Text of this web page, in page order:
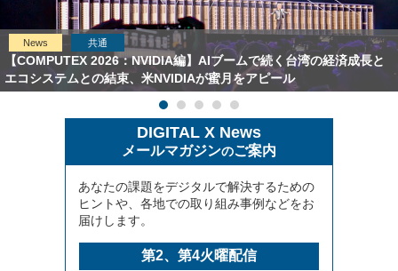
News 共通
【COMPUTEX 2026：NVIDIA編】AIブームで続く台湾の経済成長と
エコシステムとの結束、米NVIDIAが蜜月をアピール
DIGITAL X News
メールマガジンのご案内
あなたの課題をデジタルで解決するための
ヒントや、各地での取り組み事例などをお
届けします。
第2、第4火曜配信